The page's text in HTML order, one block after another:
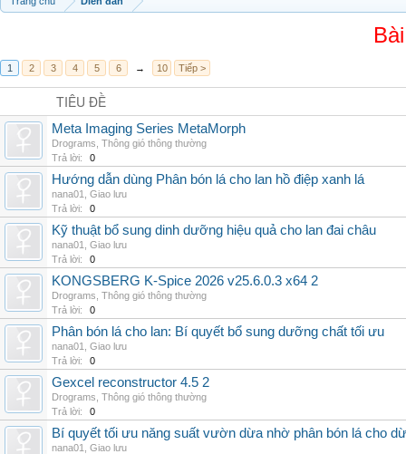
1 2 3 4 5 6 → 10 Tiếp >
TIÊU ĐỀ
Meta Imaging Series MetaMorph
Drograms Thông gió thông thường
Trả lời:
0
Hướng dẫn dùng Phân bón lá cho lan hồ điệp xanh lá
nana01
Giao lưu
Trả lời:
0
Kỹ thuật bổ sung dinh dưỡng hiệu quả cho lan đai châu
nana01
Giao lưu
Trả lời:
0
KONGSBERG K-Spice 2026 v25.6.0.3 x64 2
Drograms Thông gió thông thường
Trả lời:
0
Phân bón lá cho lan: Bí quyết bổ sung dưỡng chất tối ưu
nana01
Giao lưu
Trả lời:
0
Gexcel reconstructor 4.5 2
Drograms Thông gió thông thường
Trả lời:
0
Bí quyết tối ưu năng suất vườn dừa nhờ phân bón lá cho
nana01
Giao lưu